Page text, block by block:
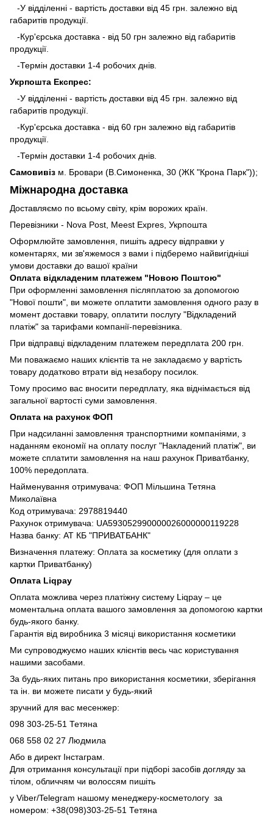
-У відділенні - вартість доставки від 45 грн. залежно від
габаритів продукції.
-Кур'єрська доставка - від 50 грн залежно від габаритів
продукції.
-Термін доставки 1-4 робочих днів.
Укрпошта Експрес:
-У відділенні - вартість доставки від 45 грн. залежно від
габаритів продукції.
-Кур'єрська доставка - від 60 грн залежно від габаритів
продукції.
-Термін доставки 1-4 робочих днів.
Самовивіз м. Бровари (В.Симоненка, 30 (ЖК "Крона Парк"));
Міжнародна доставка
Доставляємо по всьому світу, крім ворожих країн.
Перевізники - Nova Post, Meest Expres, Укрпошта
Оформлюйте замовлення, пишіть адресу відправки у
коментарях, ми зв'яжемося з вами і підберемо найвигідніші
умови доставки до вашої країни
Оплата відкладеним платежем "Новою Поштою"
При оформленні замовлення післяплатою за допомогою
"Нової пошти", ви можете оплатити замовлення одного разу в
момент доставки товару, оплатити послугу "Відкладений
платіж" за тарифами компанії-перевізника.
При відправці відкладеним платежем передплата 200 грн.
Ми поважаємо наших клієнтів та не закладаємо у вартість
товару додатково втрати від незабору посилок.
Тому просимо вас вносити передплату, яка віднімається від
загальної вартості суми замовлення.
Оплата на рахунок ФОП
При надсиланні замовлення транспортними компаніями, з
наданням економії на оплату послуг "Накладений платіж", ви
можете сплатити замовлення на наш рахунок Приватбанку,
100% передоплата.
Найменування отримувача: ФОП Мільшина Тетяна
Миколаївна
Код отримувача: 2978819440
Рахунок отримувача: UA593052990000026000000119228
Назва банку: АТ КБ "ПРИВАТБАНК"
Визначення платежу: Оплата за косметику (для оплати з
картки Приватбанку)
Оплата Liqpay
Оплата можлива через платіжну систему Liqpay – це
моментальна оплата вашого замовлення за допомогою картки
будь-якого банку.
Гарантія від виробника 3 місяці використання косметики
Ми супроводжуємо наших клієнтів весь час користування
нашими засобами.
За будь-яких питань про використання косметики, зберігання
та ін. ви можете писати у будь-який
зручний для вас месенжер:
098 303-25-51 Тетяна
068 558 02 27 Людмила
Або в директ Інстаграм.
Для отримання консультації при підборі засобів догляду за
тілом, обличчям чи волоссям пишіть
у Viber/Telegram нашому менеджеру-косметологу за
номером: +38(098)303-25-51 Тетяна